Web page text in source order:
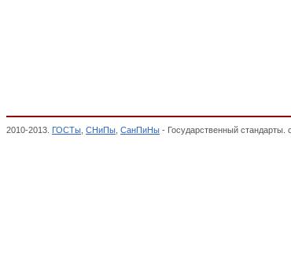
2010-2013. ГОСТы СНиПы СанПиНы - Государственный стандарты.